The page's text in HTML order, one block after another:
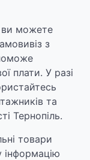
ви можете
з
плати. У разі
та
Тернопіль.
товари
інформацію